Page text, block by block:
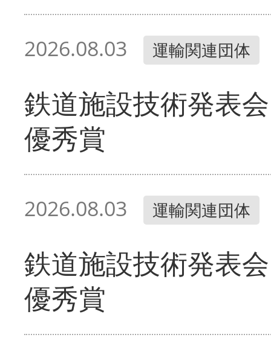
2026.08.03 運輸関連団体
鉄道施設技術発表
優秀賞
2026.08.03 運輸関連団体
鉄道施設技術発表
優秀賞